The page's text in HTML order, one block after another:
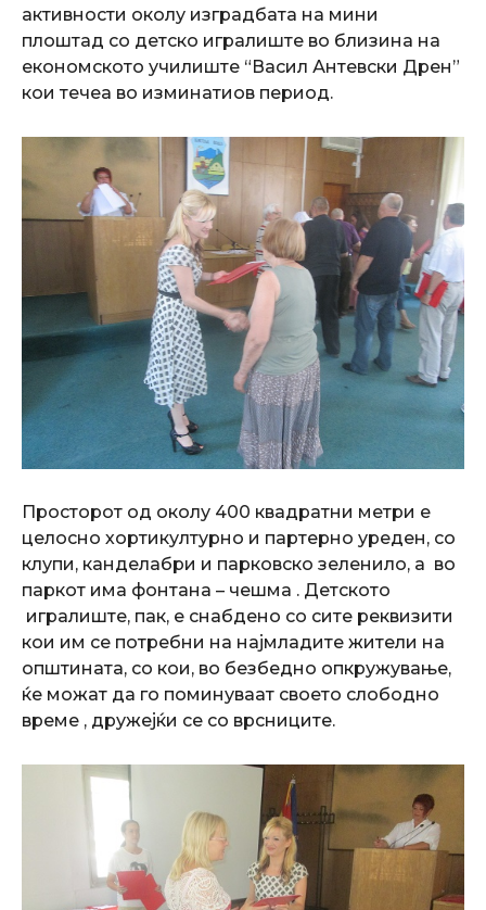
активности околу изградбата на мини
плоштад со детско игралиште во близина на
економското училиште “Васил Антевски Дрен”
кои течеа во изминатиов период.
Просторот од околу 400 квадратни метри е
целосно хортикултурно и партерно уреден, со
клупи, канделабри и парковско зеленило, а во
паркот има фонтана – чешма . Детското
игралиште, пак, е снабдено со сите реквизити
кои им се потребни на најмладите жители на
општината, со кои, во безбедно опкружување,
ќе можат да го поминуваат своето слободно
време , дружејќи се со врсниците.